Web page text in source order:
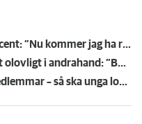
Christians hyra sänks med 38 procent: ”Nu kommer jag ha råd att ta körkort”
Sexbarnsmamma vräks – hyrde ut olovligt i andrahand: ”Borde tas större hänsyn till barnen”
Nu sänks avgiften för 30 000 medlemmar – så ska unga lockas till Hyresgästföreningen